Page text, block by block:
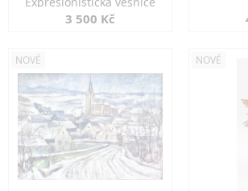
3 500 Kč
NOVÉ NOVÉ